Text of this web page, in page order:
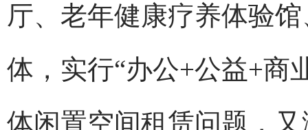
厅、老年健康疗养体验
体，实行“办公+公益+商
体闲置空间租赁问题，